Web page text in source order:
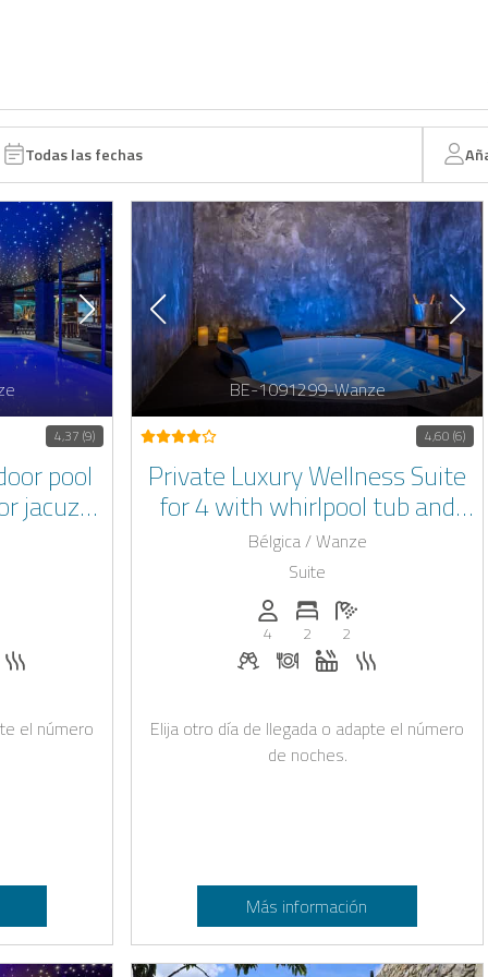
Todas las fechas
4,37 (9)
pool
jacuzzi,
tub
4habitaciones: 2
de baños: 2
bajo solicitud
Jacuzzi
el número
BE-1091299-Wanze
4,60 (6)
Private Luxury Wellness Suite
for 4 with whirlpool tub and
sauna
Bélgica / Wanze
Suite
Personas (max.): 4
4
Numero de habitaciones: 2
2
Cantidad de baños: 2
2
Bebidas de bienvenida bajo
Cena bajo solicitud
Jacuzzi
Elija otro día de llegada o adapte el número
de noches.
Más información